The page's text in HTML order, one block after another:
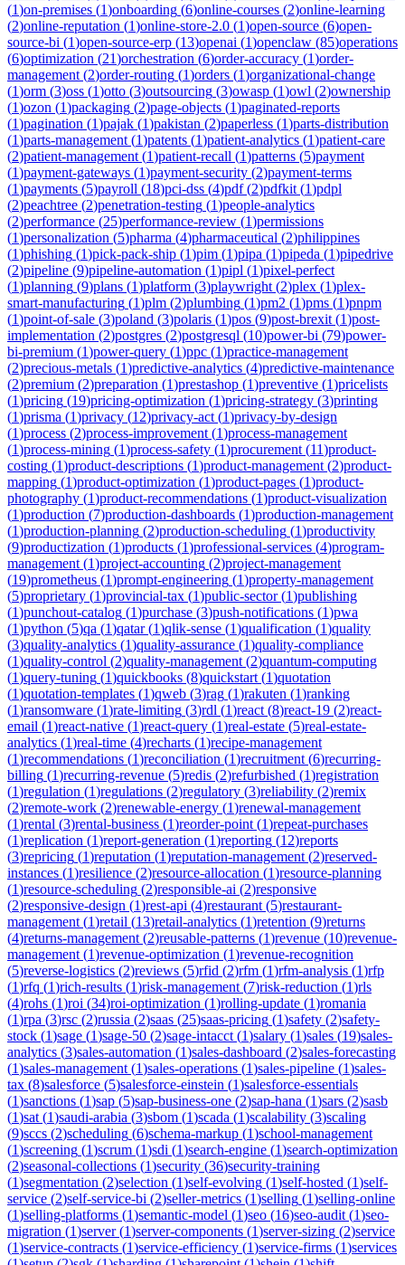
(1)on-premises (1)onboarding (6)online-courses (2)online-learning
(2)online-reputation (1)online-store-2.0 (1)open-source (6)open-
source-bi (1)open-source-erp (13)openai (1)openclaw (85)operations
(6)optimization (21)orchestration (6)order-accuracy (1)order-
management (2)order-routing (1)orders (1)organizational-change
(1)orm (3)oss (1)otto (3)outsourcing (3)owasp (1)owl (2)ownership
(1)ozon (1)packaging (2)page-objects (1)paginated-reports
(1)pagination (1)pajak (1)pakistan (2)paperless (1)parts-distribution
(1)parts-management (1)patents (1)patient-analytics (1)patient-care
(2)patient-management (1)patient-recall (1)patterns (5)payment
(1)payment-gateways (1)payment-security (2)payment-terms
(1)payments (5)payroll (18)pci-dss (4)pdf(2)pdfkit (1)pdpl
(2)peachtree (2)penetration-testing (1)people-analytics
(2)performance (25)performance-review (1)permissions
(1)personalization (5)pharma (4)pharmaceutical (2)philippines
(1)phishing (1)pick-pack-ship (1)pim (1)pipa (1)pipeda (1)pipedrive
(2)pipeline (9)pipeline-automation (1)pipl (1)pixel-perfect
(1)planning (9)plans (1)platform (3)playwright (2)plex (1)plex-
smart-manufacturing (1)plm (2)plumbing (1)pm2 (1)pms (1)pnpm
(1)point-of-sale (3)poland (3)polaris (1)pos (9)post-brexit (1)post-
implementation (2)postgres (2)postgresql (10)power-bi (79)power-
bi-premium (1)power-query (1)ppc (1)practice-management
(2)precious-metals (1)predictive-analytics (4)predictive-maintenance
(2)premium (2)preparation (1)prestashop (1)preventive (1)pricelists
(1)pricing (19)pricing-optimization (1)pricing-strategy (3)printing
(1)prisma (1)privacy (12)privacy-act (1)privacy-by-design
(1)process (2)process-improvement (1)process-management
(1)process-mining (1)process-safety (1)procurement (11)product-
costing (1)product-descriptions (1)product-management (2)product-
mapping (1)product-optimization (1)product-pages (1)product-
photography (1)product-recommendations (1)product-visualization
(1)production (7)production-dashboards (1)production-management
(1)production-planning (2)production-scheduling (1)productivity
(9)productization (1)products (1)professional-services (4)program-
management (1)project-accounting (2)project-management
(19)prometheus (1)prompt-engineering (1)property-management
(5)proprietary (1)provincial-tax (1)public-sector(1)publishing
(1)punchout-catalog (1)purchase (3)push-notifications (1)pwa
(1)python (5)qa (1)qatar(1)qlik-sense (1)qualification (1)quality
(3)quality-analytics (1)quality-assurance (1)quality-compliance
(1)quality-control (2)quality-management (2)quantum-computing
(1)query-tuning (1)quickbooks (8)quickstart (1)quotation
(1)quotation-templates (1)qweb (3)rag (1)rakuten (1)ranking
(1)ransomware (1)rate-limiting (3)rdl (1)react (8)react-19 (2)react-
email (1)react-native (1)react-query (1)real-estate (5)real-estate-
analytics (1)real-time (4)recharts (1)recipe-management
(1)recommendations (1)reconciliation (1)recruitment (6)recurring-
billing (1)recurring-revenue (5)redis (2)refurbished (1)registration
(1)regulation (1)regulations (2)regulatory (3)reliability (2)remix
(2)remote-work (2)renewable-energy (1)renewal-management
(1)rental (3)rental-business (1)reorder-point (1)repeat-purchases
(1)replication (1)report-generation (1)reporting (12)reports
(3)repricing (1)reputation (1)reputation-management (2)reserved-
instances (1)resilience (2)resource-allocation (1)resource-planning
(1)resource-scheduling (2)responsible-ai (2)responsive
(2)responsive-design (1)rest-api (4)restaurant (5)restaurant-
management (1)retail (13)retail-analytics (1)retention (9)returns
(4)returns-management (2)reusable-patterns (1)revenue (10)revenue-
management (1)revenue-optimization (1)revenue-recognition
(5)reverse-logistics (2)reviews (5)rfid (2)rfm (1)rfm-analysis (1)rfp
(1)rfq (1)rich-results (1)risk-management (7)risk-reduction (1)rls
(4)rohs (1)roi (34)roi-optimization (1)rolling-update (1)romania
(1)rpa (3)rsc (2)russia (2)saas (25)saas-pricing (1)safety (2)safety-
stock (1)sage (1)sage-50 (2)sage-intacct (1)salary (1)sales (19)sales-
analytics (3)sales-automation (1)sales-dashboard (2)sales-forecasting
(1)sales-management (1)sales-operations (1)sales-pipeline (1)sales-
tax (8)salesforce (5)salesforce-einstein (1)salesforce-essentials
(1)sanctions (1)sap (5)sap-business-one (2)sap-hana (1)sars (2)sasb
(1)sat (1)saudi-arabia (3)sbom (1)scada (1)scalability (3)scaling
(9)sccs (2)scheduling (6)schema-markup (1)school-management
(1)screening (1)scrum (1)sdi (1)search-engine (1)search-optimization
(2)seasonal-collections (1)security (36)security-training
(1)segmentation (2)selection (1)self-evolving (1)self-hosted (1)self-
service (2)self-service-bi (2)seller-metrics (1)selling (1)selling-online
(1)selling-platforms (1)semantic-model (1)seo (16)seo-audit (1)seo-
migration (1)server(1)server-components (1)server-sizing (2)service
(1)service-contracts (1)service-efficiency (1)service-firms (1)services